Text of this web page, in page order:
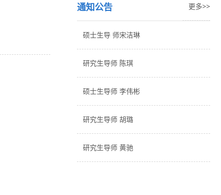
通知公告 更多>>
硕士生导 师宋洁琳
研究生导师 陈琪
硕士生导师 李伟彬
研究生导师 胡璐
研究生导师 黄驰